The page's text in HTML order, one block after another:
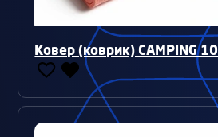
Ковер (коврик) CAMPING 10